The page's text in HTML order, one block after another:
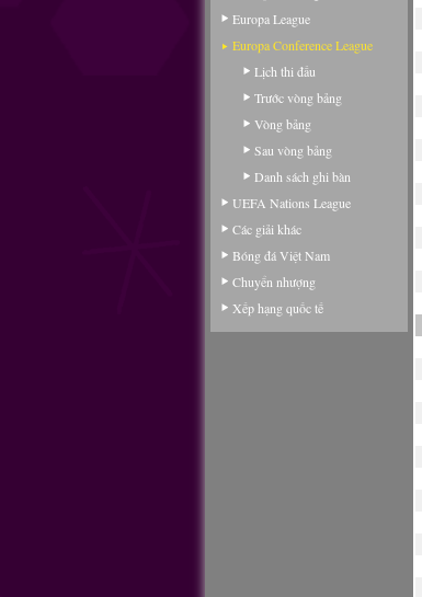
Europa League
Europa Conference League
Lịch thi đấu
Trước vòng bảng
Vòng bảng
Sau vòng bảng
Danh sách ghi bàn
UEFA Nations League
Các giải khác
Bóng đá Việt Nam
Chuyển nhượng
Xếp hạng quốc tế